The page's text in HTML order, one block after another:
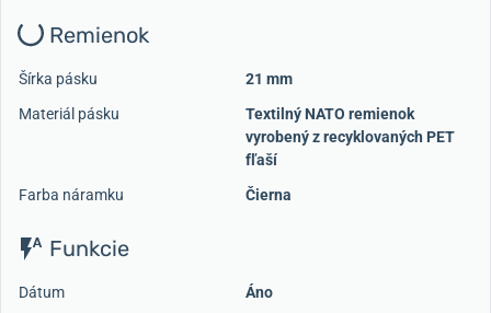
Remienok
Šírka pásku
21 mm
Materiál pásku
Textilný NATO remienok
vyrobený z recyklovaných PET
fľaší
Farba náramku
Čierna
Funkcie
Dátum
Áno